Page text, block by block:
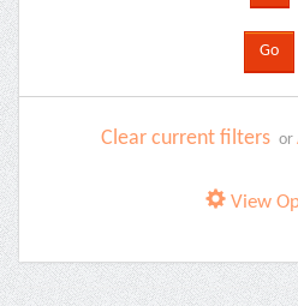
Clear current filters or
View